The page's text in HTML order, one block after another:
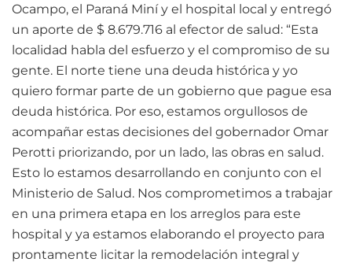
Ocampo, el Paraná Miní y el hospital local y entregó
un aporte de $ 8.679.716 al efector de salud: “Esta
localidad habla del esfuerzo y el compromiso de su
gente. El norte tiene una deuda histórica y yo
quiero formar parte de un gobierno que pague esa
deuda histórica. Por eso, estamos orgullosos de
acompañar estas decisiones del gobernador Omar
Perotti priorizando, por un lado, las obras en salud.
Esto lo estamos desarrollando en conjunto con el
Ministerio de Salud. Nos comprometimos a trabajar
en una primera etapa en los arreglos para este
hospital y ya estamos elaborando el proyecto para
prontamente licitar la remodelación integral y